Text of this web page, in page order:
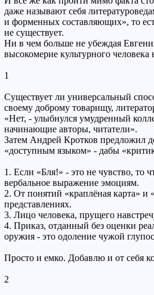
даже называют себя
и форменных составляющих», то
не существует.
Ни в чем больше не убеждая
высокомерие культурного человека
1
Существует ли универсальный
своему доброму товарищу,
«Нет, - улыбнулся умудренный
начинающие авторы, читатели».
Затем Андрей Кротков предложил
«доступным языком» - дабы
1. Если «Бля!» - это не чувство, то
вербальное выражение эмоциям.
2. От понятий «краплёная карта» и
представлениях.
3. Лицо человека, прущего
4. Приказ, отданный без оценки
оружия - это одоление чужой
Просто и емко. Добавлю и от себя
2